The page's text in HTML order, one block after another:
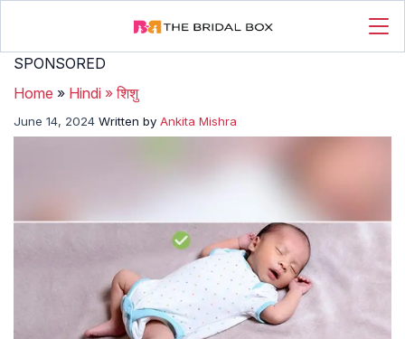
SPONSORED
Home » Hindi »शिशु
June 14, 2024 Written by Ankita Mishra